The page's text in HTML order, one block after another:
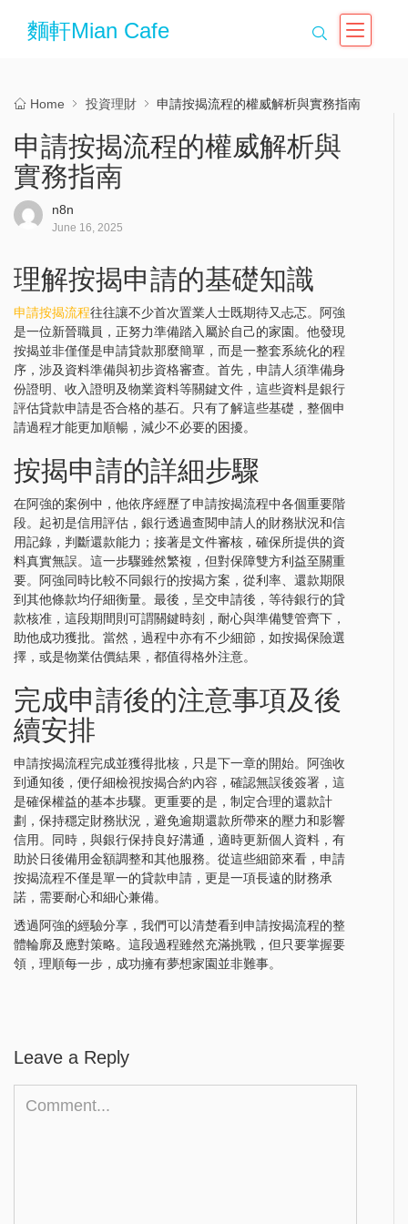
麵軒Mian Cafe
Home 投資理財 申請按揭流程的權威解析與實務指南
申請按揭流程的權威解析與
實務指南
n8n
June 16, 2025
理解按揭申請的基礎知識
申請按揭流程往往讓不少首次置業人士既期待又忐忑。阿強
是一位新晉職員，正努力準備踏入屬於自己的家園。他發現
按揭並非僅僅是申請貸款那麼簡單，而是一整套系統化的程
序，涉及資料準備與初步資格審查。首先，申請人須準備身
份證明、收入證明及物業資料等關鍵文件，這些資料是銀行
評估貸款申請是否合格的基石。只有了解這些基礎，整個申
請過程才能更加順暢，減少不必要的困擾。
按揭申請的詳細步驟
在阿強的案例中，他依序經歷了申請按揭流程中各個重要階
段。起初是信用評估，銀行透過查閱申請人的財務狀況和信
用記錄，判斷還款能力；接著是文件審核，確保所提供的資
料真實無誤。這一步驟雖然繁複，但對保障雙方利益至關重
要。阿強同時比較不同銀行的按揭方案，從利率、還款期限
到其他條款均仔細衡量。最後，呈交申請後，等待銀行的貸
款核准，這段期間則可謂關鍵時刻，耐心與準備雙管齊下，
助他成功獲批。當然，過程中亦有不少細節，如按揭保險選
擇，或是物業估價結果，都值得格外注意。
完成申請後的注意事項及後
續安排
申請按揭流程完成並獲得批核，只是下一章的開始。阿強收
到通知後，便仔細檢視按揭合約內容，確認無誤後簽署，這
是確保權益的基本步驟。更重要的是，制定合理的還款計
劃，保持穩定財務狀況，避免逾期還款所帶來的壓力和影響
信用。同時，與銀行保持良好溝通，適時更新個人資料，有
助於日後備用金額調整和其他服務。從這些細節來看，申請
按揭流程不僅是單一的貸款申請，更是一項長遠的財務承
諾，需要耐心和細心兼備。
透過阿強的經驗分享，我們可以清楚看到申請按揭流程的整
體輪廓及應對策略。這段過程雖然充滿挑戰，但只要掌握要
領，理順每一步，成功擁有夢想家園並非難事。
Leave a Reply